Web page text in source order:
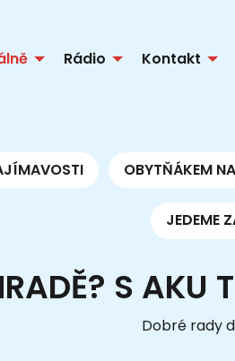
Rádio Kontakt
OBYTŇÁKEM
JEDEME
S AKU
Dobré rady